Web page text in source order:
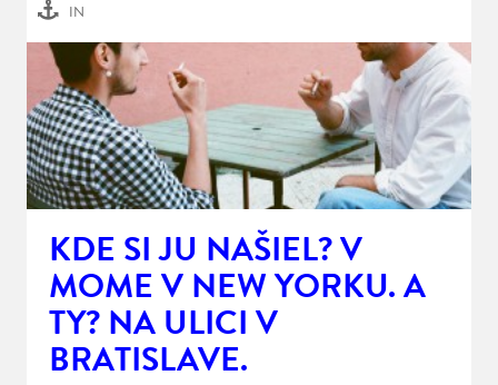
IN
KDE SI JU NAŠIEL? V
MOME V NEW YORKU. A
TY? NA ULICI V
BRATISLAVE.